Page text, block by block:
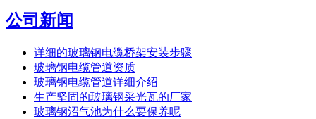
公司新闻
详细的玻璃钢电缆桥架安装步骤
玻璃钢电缆管道资质
玻璃钢电缆管道详细介绍
生产坚固的玻璃钢采光瓦的厂家
玻璃钢沼气池为什么要保养呢